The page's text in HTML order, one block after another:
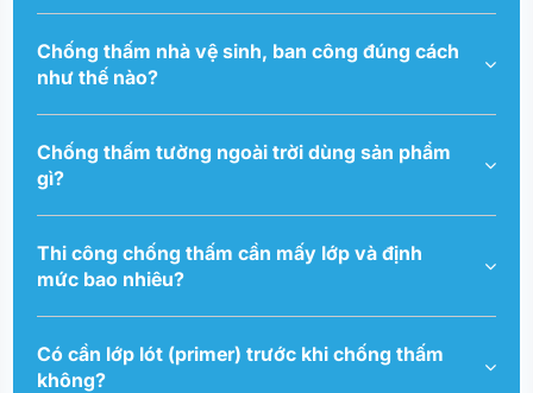
Chống thấm nhà vệ sinh, ban công đúng cách
như thế nào?
Chống thấm tường ngoài trời dùng sản phẩm
gì?
Thi công chống thấm cần mấy lớp và định
mức bao nhiêu?
Có cần lớp lót (primer) trước khi chống thấm
không?